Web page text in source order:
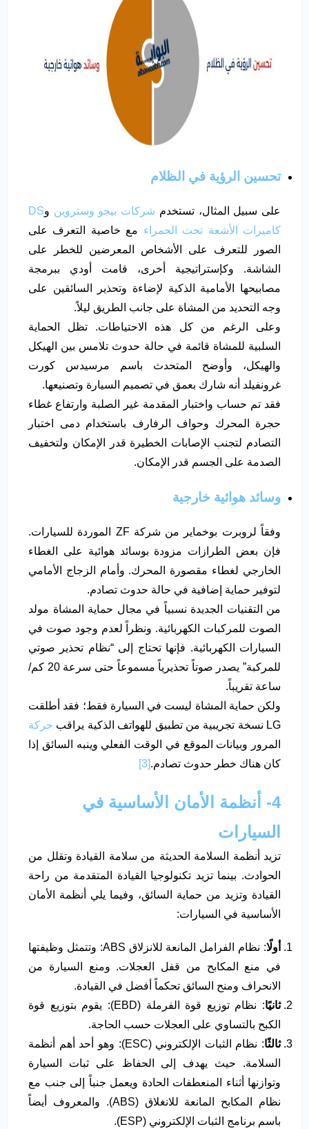
تحسين الرؤية في الظلام
على سبيل المثال، تستخدم شركات بيجو وستروين وDS
كاميرات الأشعة تحت الحمراء مع خاصية التعرف على
الصور للتعرف على الأشخاص المعرضين للخطر على
الشاشة. وكإستراتيجية أخرى، قامت أودي ببرمجة
مصابيحها الأمامية الذكية لإضاءة وتحذير السائقين على
وجه التحديد من المشاة على جانب الطريق ليلاً.
وعلى الرغم من كل هذه الاحتياطات. تظل الحماية
السلبية للمشاة قائمة في حالة حدوث تلامس بين الهيكل
والهيكل، وأوضح المتحدث باسم مرسيدس كورت
غرونفيلد أنه شارك بعمق في تصميم السيارة وتصنيعها.
فقد تم حساب واختبار المقدمة غير الصلبة وارتفاع غطاء
حجرة المحرك وحواف الرفارف باستخدام دمى اختبار
التصادم لتجنب الإصابات الخطيرة قدر الإمكان ولتخفيف
الصدمة على الجسم قدر الإمكان.
وسائد هوائية خارجية
وفقاً لروبرت بوخماير من شركة ZF الموردة للسيارات.
فإن بعض الطرازات مزودة بوسائد هوائية على الغطاء
الخارجي لغطاء مقصورة المحرك. وأمام الزجاج الأمامي
لتوفير حماية إضافية في حالة حدوث تصادم.
من التقنيات الجديدة نسبياً في مجال حماية المشاة مولد
الصوت للمركبات الكهربائية. ونظراً لعدم وجود صوت في
السيارات الكهربائية. فإنها تحتاج إلى “نظام تحذير صوتي
للمركبة” يصدر صوتاً تحذيرياً مسموعاً حتى سرعة 20 كم/
ساعة تقريباً.
ولكن حماية المشاة ليست في السيارة فقط؛ فقد أطلقت
LG نسخة تجريبية من تطبيق للهواتف الذكية يراقب
حركة
المرور وبيانات الموقع في الوقت الفعلي وينبه السائق إذا
كان هناك خطر حدوث تصادم.[3]
4- أنظمة الأمان الأساسية في
السيارات
تزيد أنظمة السلامة الحديثة من سلامة القيادة وتقلل من
الحوادث. بينما تزيد تكنولوجيا القيادة المتقدمة من راحة
القيادة وتزيد من حماية السائق، وفيما يلي أنظمة الأمان
الأساسية في السيارات:
أولًا
: نظام الفرامل المانعة للانزلاق ABS: وتتمثل وظيفتها
في منع المكابح من قفل العجلات. ومنع السيارة من
الانحراف ومنح السائق تحكماً أفضل في القيادة.
ثانيًا
: نظام توزيع قوة الفرملة (EBD): يقوم بتوزيع قوة
الكبح بالتساوي على العجلات حسب الحاجة.
ثالثًا
: نظام الثبات الإلكتروني (ESC): وهو أحد أهم أنظمة
السلامة. حيث يهدف إلى الحفاظ على ثبات السيارة
وتوازنها أثناء المنعطفات الحادة ويعمل جنباً إلى جنب مع
نظام المكابح المانعة للانغلاق (ABS). والمعروف أيضاً
باسم برنامج الثبات الإلكتروني (ESP).